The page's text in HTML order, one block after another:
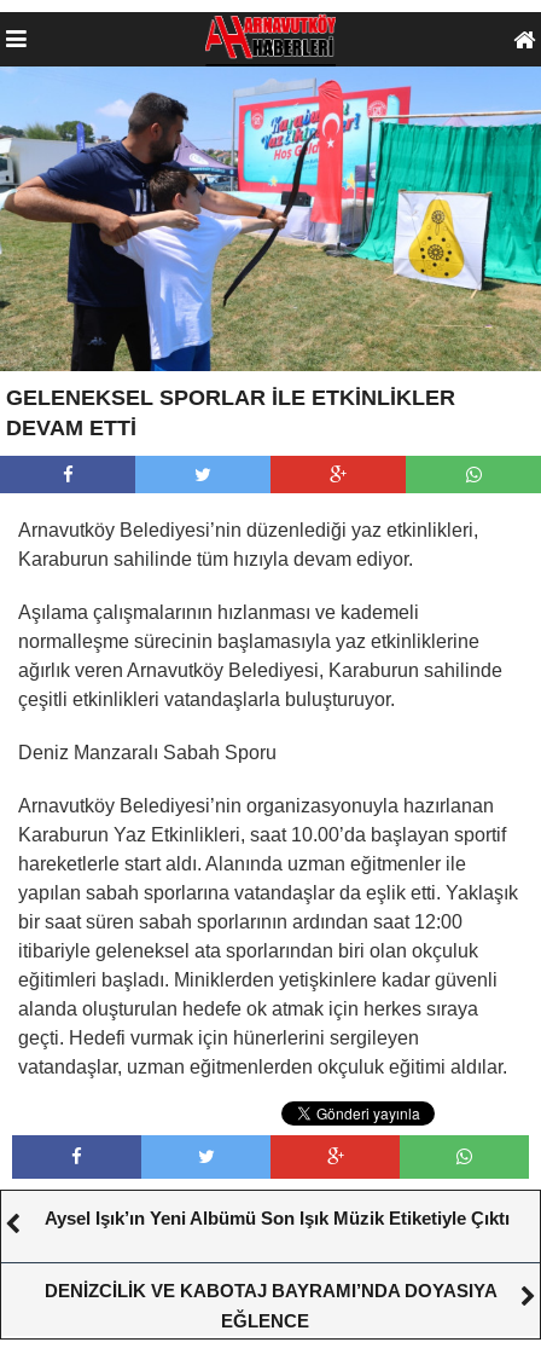
GELENEKSEL SPORLAR İLE ETKİNLİKLER
DEVAM ETTİ
Arnavutköy Belediyesi’nin düzenlediği yaz etkinlikleri,
Karaburun sahilinde tüm hızıyla devam ediyor.
Aşılama çalışmalarının hızlanması ve kademeli
normalleşme sürecinin başlamasıyla yaz etkinliklerine
ağırlık veren Arnavutköy Belediyesi, Karaburun sahilinde
çeşitli etkinlikleri vatandaşlarla buluşturuyor.
Deniz Manzaralı Sabah Sporu
Arnavutköy Belediyesi’nin organizasyonuyla hazırlanan
Karaburun Yaz Etkinlikleri, saat 10.00’da başlayan sportif
hareketlerle start aldı. Alanında uzman eğitmenler ile
yapılan sabah sporlarına vatandaşlar da eşlik etti. Yaklaşık
bir saat süren sabah sporlarının ardından saat 12:00
itibariyle geleneksel ata sporlarından biri olan okçuluk
eğitimleri başladı. Miniklerden yetişkinlere kadar güvenli
alanda oluşturulan hedefe ok atmak için herkes sıraya
geçti. Hedefi vurmak için hünerlerini sergileyen
vatandaşlar, uzman eğitmenlerden okçuluk eğitimi aldılar.
Aysel Işık’ın Yeni Albümü Son Işık Müzik Etiketiyle Çıktı
DENİZCİLİK VE KABOTAJ BAYRAMI’NDA DOYASIYA
EĞLENCE